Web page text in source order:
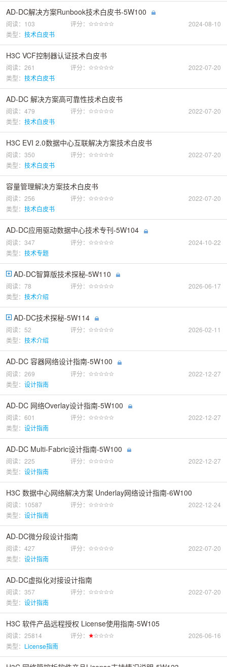
AD-DC解决方案Runbook技术白皮书-5W100
阅读：103 评分：
2024-08-10
类型： 技术白皮书
H3C VCF控制器认证技术白皮书
阅读：261 评分：
2022-07-20
类型： 技术白皮书
AD-DC 解决方案高可靠性技术白皮书
阅读：479 评分：
2022-07-20
类型： 技术白皮书
H3C EVI 2.0数据中心互联解决方案技术白皮书
阅读：350 评分：
2022-07-20
类型： 技术白皮书
容量管理解决方案技术白皮书
阅读：256 评分：
2022-07-20
类型： 技术白皮书
AD-DC应用驱动数据中心技术专刊-5W104
阅读：347 评分：
2024-10-22
类型： 技术专题
AD-DC智算版技术探秘-5W110
阅读：78 评分：
2026-06-17
类型： 技术介绍
AD-DC技术探秘-5W114
阅读：52 评分：
2026-02-11
类型： 技术介绍
AD-DC 容器网络设计指南-5W100
阅读：269 评分：
2022-12-27
类型： 设计指南
AD-DC 网络Overlay设计指南-5W100
阅读：601 评分：
2022-12-27
类型： 设计指南
AD-DC Multi-Fabric设计指南-5W100
阅读：225 评分：
2022-12-27
类型： 设计指南
H3C 数据中心网络解决方案 Underlay网络设计指南-6W100
阅读：10587 评分：
2022-12-24
类型： 设计指南
AD-DC微分段设计指南
阅读：427 评分：
2022-07-20
类型： 设计指南
AD-DC虚拟化对接设计指南
阅读：357 评分：
2022-07-20
类型： 设计指南
H3C 软件产品远程授权 License使用指南-5W105
阅读：25814 评分：
2026-06-16
类型： License指南